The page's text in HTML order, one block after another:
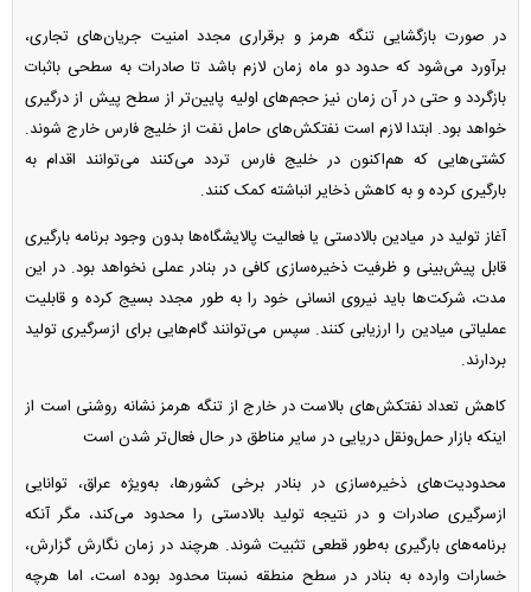
در صورت بازگشایی تنگه هرمز و برقراری مجدد امنیت جریان‌های تجاری،
برآورد می‌شود که حدود دو ماه زمان لازم باشد تا صادرات به سطحی باثبات
بازگردد و حتی در آن زمان نیز حجم‌های اولیه پایین‌تر از سطح پیش از درگیری
خواهد بود. ابتدا لازم است نفتکش‌های حامل نفت از خلیج فارس خارج شوند.
کشتی‌هایی که هم‌اکنون در خلیج فارس تردد می‌کنند می‌توانند اقدام به
بارگیری کرده و به کاهش ذخایر انباشته کمک کنند.
آغاز تولید در میادین بالادستی یا فعالیت پالایشگاه‌ها بدون وجود برنامه بارگیری
قابل پیش‌بینی و ظرفیت ذخیره‌سازی کافی در بنادر عملی نخواهد بود. در این
مدت، شرکت‌ها باید نیروی انسانی خود را به طور مجدد بسیج کرده و قابلیت
عملیاتی میادین را ارزیابی کنند. سپس می‌توانند گام‌هایی برای ازسرگیری تولید
بردارند.
کاهش تعداد نفتکش‌های بالاست در خارج از تنگه هرمز نشانه روشنی است از
اینکه بازار حمل‌ونقل دریایی در سایر مناطق در حال فعال‌تر شدن است
محدودیت‌های ذخیره‌سازی در بنادر برخی کشورها، به‌ویژه عراق، توانایی
ازسرگیری صادرات و در نتیجه تولید بالادستی را محدود می‌کند، مگر آنکه
برنامه‌های بارگیری به‌طور قطعی تثبیت شوند. هرچند در زمان نگارش گزارش،
خسارات وارده به بنادر در سطح منطقه نسبتا محدود بوده است، اما هرچه